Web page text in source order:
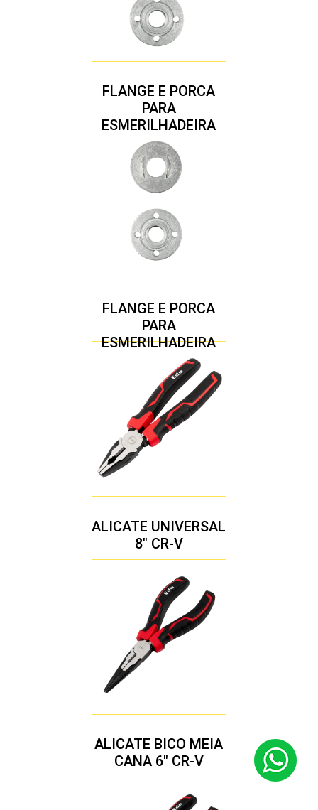
FLANGE E PORCA
PARA
ESMERILHADEIRA
4.1/2″ 22,23 MM
FLANGE E PORCA
PARA
ESMERILHADEIRA
4.1/2″ 20,00 MM
ALICATE UNIVERSAL
8″ CR-V
ALICATE BICO MEIA
CANA 6″ CR-V